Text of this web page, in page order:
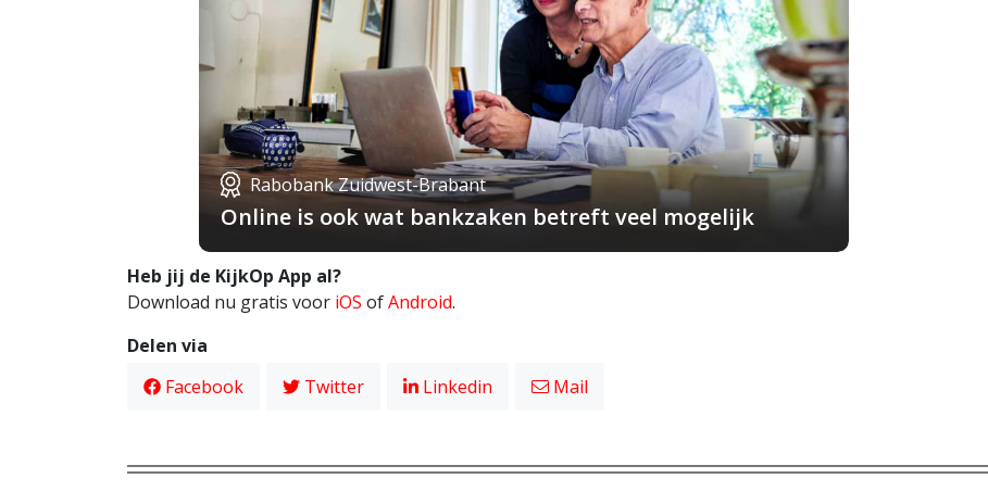
Rabobank Zuidwest-Brabant
Online is ook wat bankzaken betreft veel mogelijk
Heb jij de KijkOp App al?
Download nu gratis voor iOS ofAndroid.
Delen via
Facebook
Twitter Linkedin Mail